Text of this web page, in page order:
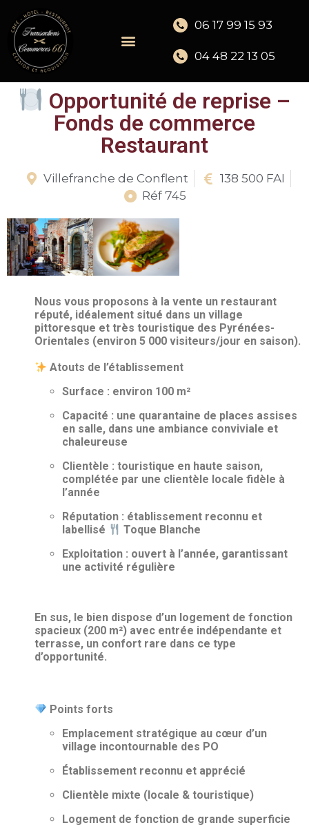
06 17 99 15 93
04 48 22 13 05
Opportunité de reprise –
Fonds de commerce
Restaurant
Villefranche de Conflent
138 500 FAI
Réf 745
Nous vous proposons à la vente un restaurant
réputé, idéalement situé dans un village
pittoresque et très touristique des Pyrénées-
Orientales (environ 5 000 visiteurs/jour en saison).
Atouts de l’établissement
Surface : environ 100 m²
Capacité : une quarantaine de places assises
en salle, dans une ambiance conviviale et
chaleureuse
Clientèle : touristique en haute saison,
complétée par une clientèle locale fidèle à
l’année
Réputation : établissement reconnu et
labellisé
Toque Blanche
Exploitation : ouvert à l’année, garantissant
une activité régulière
En sus, le bien dispose d’un logement de fonction
spacieux (200 m²) avec entrée indépendante et
terrasse, un confort rare dans ce type
d’opportunité.
Points forts
Emplacement stratégique au cœur d’un
village incontournable des PO
Établissement reconnu et apprécié
Clientèle mixte (locale & touristique)
Logement de fonction de grande superficie